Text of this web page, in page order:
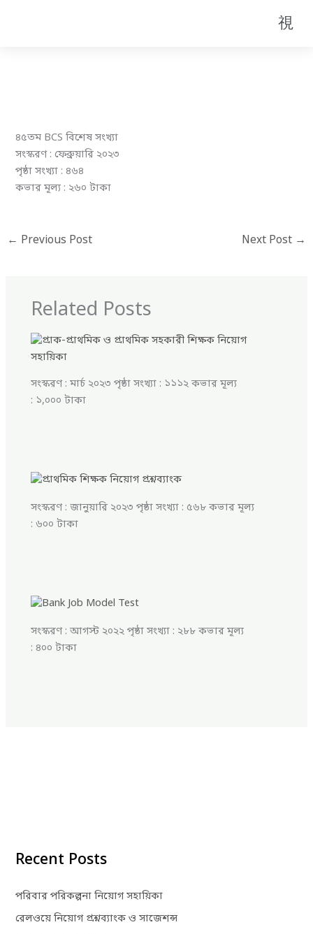
৪৫তম BCS বিশেষ সংখ্যা
সংস্করণ : ফেব্রুয়ারি ২০২৩
পৃষ্ঠা সংখ্যা : ৪৬৪
কভার মূল্য : ২৬০ টাকা
← Previous Post Next Post →
Related Posts
সংস্করণ : মার্চ ২০২৩ পৃষ্ঠা সংখ্যা : ১১১২ কভার মূল্য
: ১,০০০ টাকা
সংস্করণ : জানুয়ারি ২০২৩ পৃষ্ঠা সংখ্যা : ৫৬৮ কভার মূল্য
: ৬০০ টাকা
সংস্করণ : আগস্ট ২০২২ পৃষ্ঠা সংখ্যা : ২৮৮ কভার মূল্য
: ৪০০ টাকা
Recent Posts
পরিবার পরিকল্পনা নিয়োগ সহায়িকা
রেলওয়ে নিয়োগ প্রশ্নব্যাংক ও সাজেশন্স